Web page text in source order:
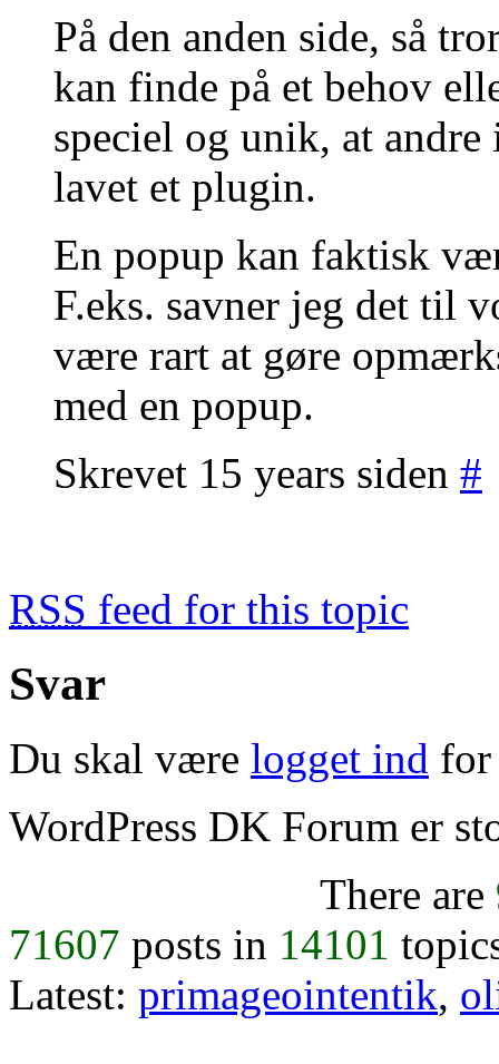
På den anden side, så
kan finde på et behov
speciel og unik, at
lavet et plugin.
En popup kan faktisk
F.eks. savner jeg det til
være rart at gøre
med en popup.
Skrevet 15 years siden #
RSS feed for this topic
Svar
Du skal være logget ind for
WordPress DK Forum er
There are
71607 posts in 14101
Latest: primageointentik,